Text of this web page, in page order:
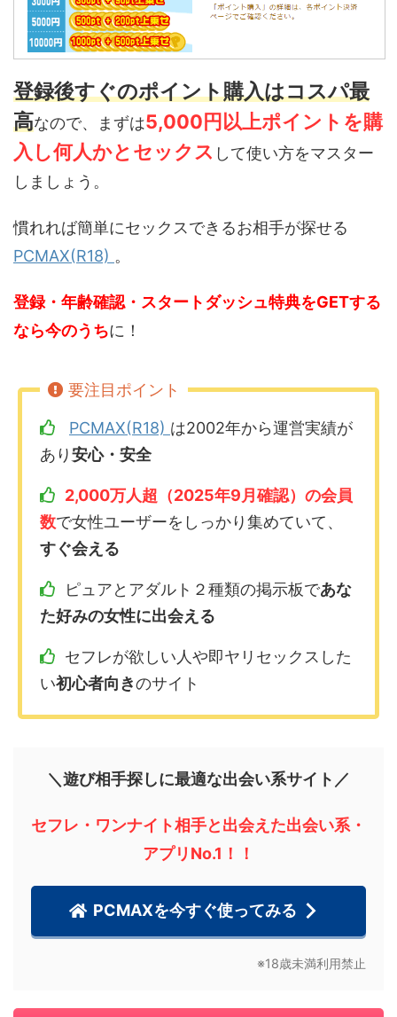
登録後すぐのポイント購入はコスパ最
高なので、まずは5,000円以上ポイントを購
入し何人かとセックス して使い方をマスター
しましょう。
慣れれば簡単にセックスできるお相手が探せる
PCMAX(R18) 。
登録・年齢確認・スタートダッシュ特典をGETする
なら今のうちに！
PCMAX(R18) は2002年から運営実績が
あり安心・安全
2,000万人超（2025年9月確認）の会員
数で女性ユーザーをしっかり集めていて、
すぐ会える
ピュアとアダルト２種類の掲示板であな
た好みの女性に出会える
セフレが欲しい人や即ヤリセックスした
い初心者向きのサイト
＼遊び相手探しに最適な出会い系サイト／
セフレ・ワンナイト相手と出会えた出会い系・
アプリNo.1！！
PCMAXを今すぐ使ってみる
※18歳未満利用禁止